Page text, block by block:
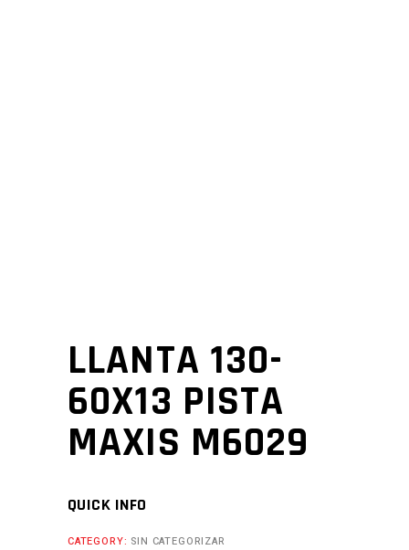
LLANTA 130-
60X13 PISTA
MAXIS M6029
QUICK INFO
CATEGORY: SIN CATEGORIZAR